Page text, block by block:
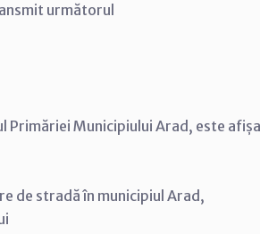
următorul
Primăriei Municipiului Arad, este
de stradă în municipiul Arad,